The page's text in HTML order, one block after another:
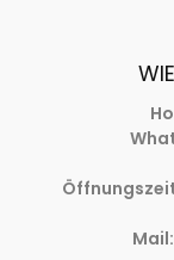
Mail: